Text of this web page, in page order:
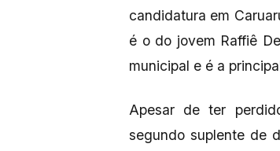
candidatura em
é o do jovem Raffiê
municipal e é a
Apesar de ter
segundo suplente de